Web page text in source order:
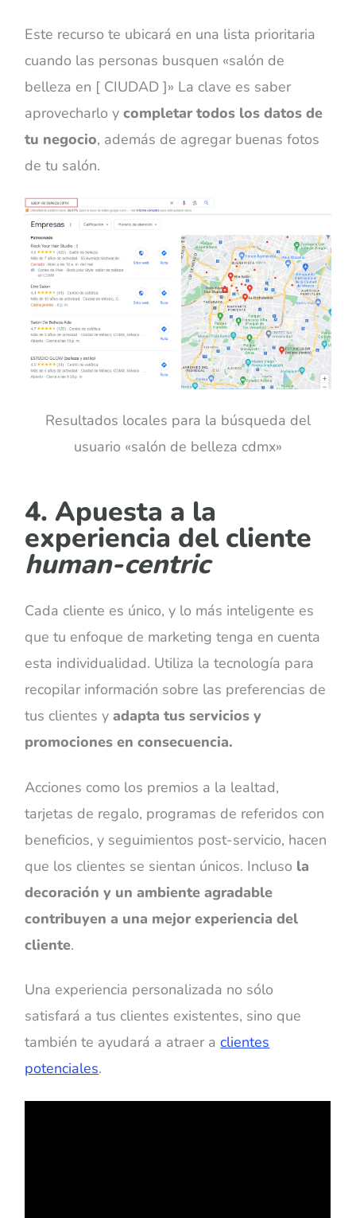
Este recurso te ubicará en una lista prioritaria
cuando las personas busquen «salón de
belleza en [ CIUDAD ]» La clave es saber
aprovecharlo ycompletar todos los datos de
tu negocio, además de agregar buenas fotos
de tu salón.
Resultados locales para la búsqueda del
usuario «salón de belleza cdmx»
4. Apuesta a la
experiencia del cliente
human-centric
Cada cliente es único, y lo más inteligente es
que tu enfoque de marketing tenga en cuenta
esta individualidad. Utiliza la tecnología para
recopilar información sobre las preferencias de
tus clientes yadapta tus servicios y
promociones en consecuencia.
Acciones como los premios a la lealtad,
tarjetas de regalo, programas de referidos con
beneficios, y seguimientos post-servicio, hacen
que los clientes se sientan únicos. Incluso la
decoración y un ambiente agradable
contribuyen a una mejor experiencia del
cliente.
Una experiencia personalizada no sólo
satisfará a tus clientes existentes, sino que
también te ayudará a atraer aclientes
potenciales.